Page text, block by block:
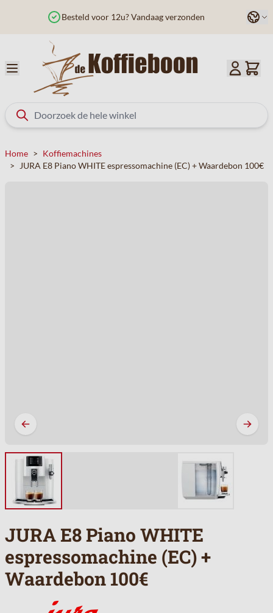
Besteld voor 12u? Vandaag verzonden Taal
Home > Koffiemachines
>
JURA E8 Piano WHITE espressomachine (EC) + Waardebon 100€
JURA E8 Piano WHITE
espressomachine (EC) +
Waardebon 100€